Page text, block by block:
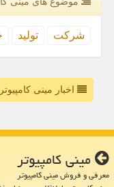
شركت تولید
اخبار مینی کامپیوتر
مینی كامپیوتر
معرفی و فروش مینی کامپیوتر